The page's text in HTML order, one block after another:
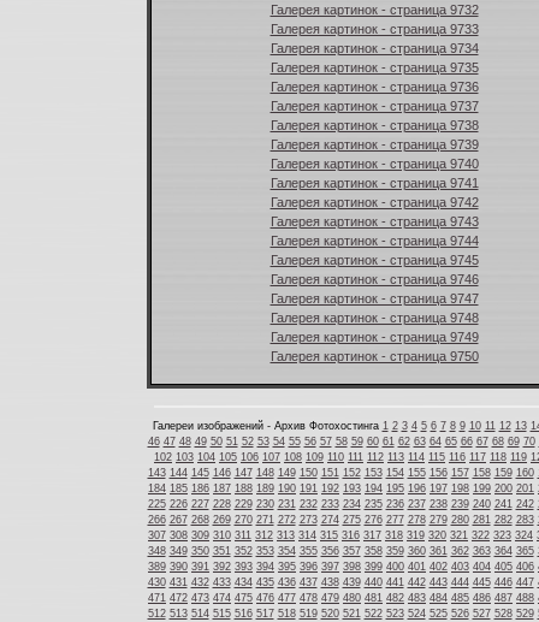
Галерея картинок - страница 9732
Галерея картинок - страница 9733
Галерея картинок - страница 9734
Галерея картинок - страница 9735
Галерея картинок - страница 9736
Галерея картинок - страница 9737
Галерея картинок - страница 9738
Галерея картинок - страница 9739
Галерея картинок - страница 9740
Галерея картинок - страница 9741
Галерея картинок - страница 9742
Галерея картинок - страница 9743
Галерея картинок - страница 9744
Галерея картинок - страница 9745
Галерея картинок - страница 9746
Галерея картинок - страница 9747
Галерея картинок - страница 9748
Галерея картинок - страница 9749
Галерея картинок - страница 9750
Галереи изображений - Архив Фотохостинга 1 2 3 4 5 6 7 8 9 10 11 12 13
46 47 48 49 50 51 52 53 54 55 56 57 58 59 60 61 62 63 64 65 66 67 68 69 70
102 103 104 105 106 107 108 109 110 111 112 113 114 115 116 117 118 119
143 144 145 146 147 148 149 150 151 152 153 154 155 156 157 158 159 160
184 185 186 187 188 189 190 191 192 193 194 195 196 197 198 199 200 201
225 226 227 228 229 230 231 232 233 234 235 236 237 238 239 240 241 242
266 267 268 269 270 271 272 273 274 275 276 277 278 279 280 281 282 283
307 308 309 310 311 312 313 314 315 316 317 318 319 320 321 322 323 324
348 349 350 351 352 353 354 355 356 357 358 359 360 361 362 363 364 365
389 390 391 392 393 394 395 396 397 398 399 400 401 402 403 404 405 406
430 431 432 433 434 435 436 437 438 439 440 441 442 443 444 445 446 447
471 472 473 474 475 476 477 478 479 480 481 482 483 484 485 486 487 488
512 513 514 515 516 517 518 519 520 521 522 523 524 525 526 527 528 529